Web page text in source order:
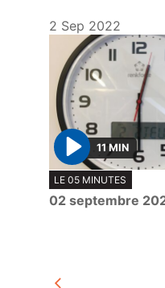
2 Sep 2022
P
l
a
11 MIN
LE 05 MINUTES
02 septembre